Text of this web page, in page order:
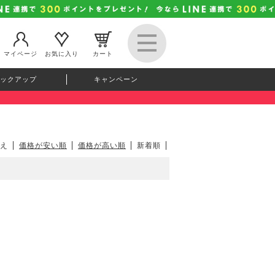
マイページ
お気に入り カート
クアップ キャンペーン
価格が安い順 価格が高い順 新着順